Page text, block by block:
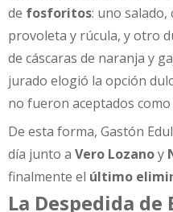
de fosforitos: uno salado,
provoleta y rúcula, y otro
de cáscaras de naranja y
jurado elogió la opción
no fueron aceptados como
De esta forma, Gastón
día junto a Vero Lozanoy
finalmente el último
La Despedida de